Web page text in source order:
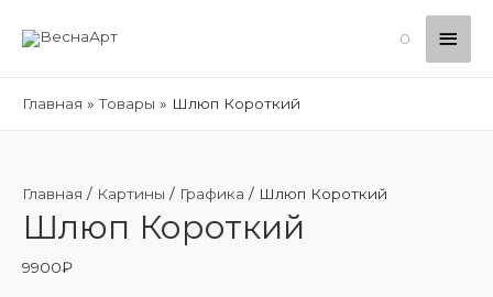
0
Главная Товары Шлюп Короткий
Главная / Картины / Графика / Шлюп Короткий
Шлюп Короткий
9900₽